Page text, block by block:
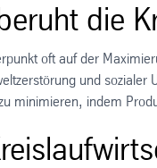
die
oft auf der
und
minimieren, indem